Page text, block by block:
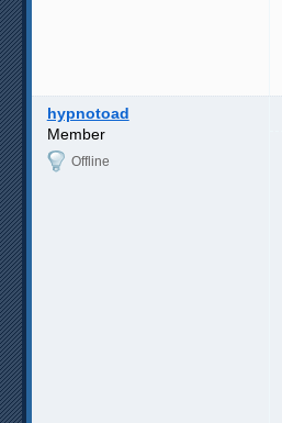
hypnotoad
Member
Offline